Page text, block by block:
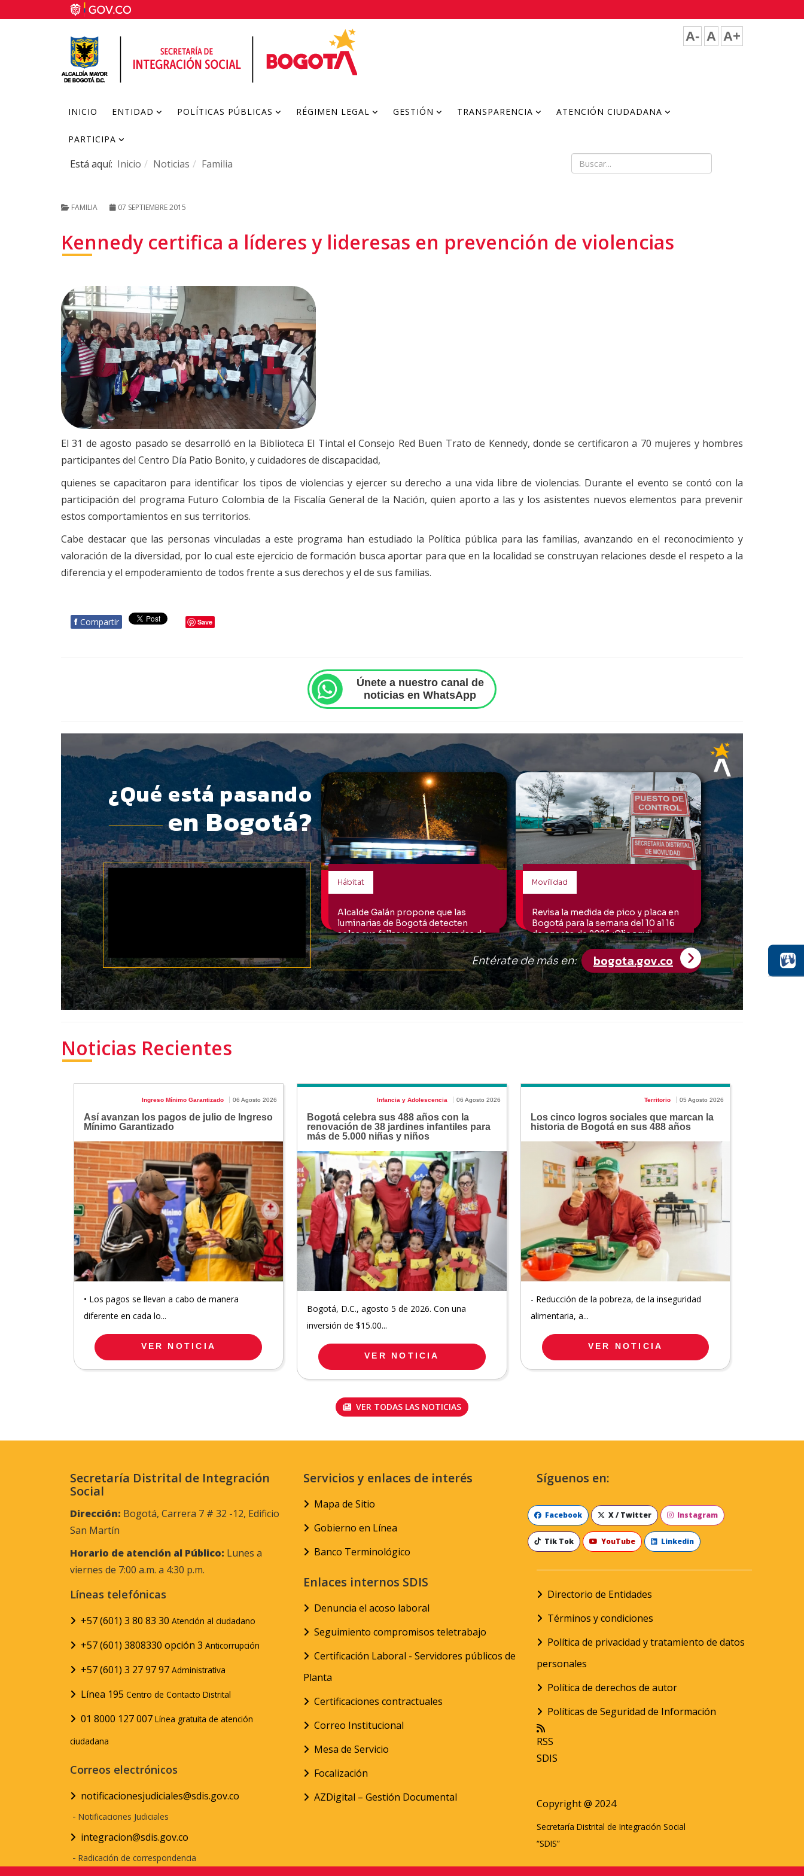
A- A A+
INICIO ENTIDAD POLÍTICAS PÚBLICAS RÉGIMEN LEGAL GESTIÓN TRANSPARENCIA ATENCIÓN CIUDADANA
PARTICIPA
Está aquí: Inicio Noticias Familia
FAMILIA 07 SEPTIEMBRE 2015
Kennedy certifica a líderes y lideresas en prevención de violencias
El 31 de agosto pasado se desarrolló en la Biblioteca El Tintal el Consejo Red Buen Trato de Kennedy, donde se certificaron a 70 mujeres y hombres
participantes del Centro Día Patio Bonito, y cuidadores de discapacidad,
quienes se capacitaron para identificar los tipos de violencias y ejercer su derecho a una vida libre de violencias. Durante el evento se contó con la
participación del programa Futuro Colombia de la Fiscalía General de la Nación, quien aporto a las y los asistentes nuevos elementos para prevenir
estos comportamientos en sus territorios.
Cabe destacar que las personas vinculadas a este programa han estudiado la Política pública para las familias, avanzando en el reconocimiento y
valoración de la diversidad, por lo cual este ejercicio de formación busca aportar para que en la localidad se construyan relaciones desde el respeto a la
diferencia y el empoderamiento de todos frente a sus derechos y el de sus familias.
f Compartir Save
Únete a nuestro canal de
noticias en WhatsApp
Noticias Recientes
Ingreso Mínimo Garantizado 06 Agosto 2026
Así avanzan los pagos de julio de Ingreso
Mínimo Garantizado
• Los pagos se llevan a cabo de manera
diferente en cada lo...
VER NOTICIA
Infancia y Adolescencia 06 Agosto 2026
Bogotá celebra sus 488 años con la
renovación de 38 jardines infantiles para
más de 5.000 niñas y niños
Bogotá, D.C., agosto 5 de 2026. Con una
inversión de $15.00...
VER NOTICIA
Territorio 05 Agosto 2026
Los cinco logros sociales que marcan la
historia de Bogotá en sus 488 años
- Reducción de la pobreza, de la inseguridad
alimentaria, a...
VER NOTICIA
VER TODAS LAS NOTICIAS
Secretaría Distrital de Integración
Social
Dirección: Bogotá, Carrera 7 # 32 -12, Edificio
San Martín
Horario de atención al Público: Lunes a
viernes de 7:00 a.m. a 4:30 p.m.
Líneas telefónicas
+57 (601) 3 80 83 30 Atención al ciudadano
+57 (601) 3808330 opción 3 Anticorrupción
+57 (601) 3 27 97 97 Administrativa
Línea 195 Centro de Contacto Distrital
01 8000 127 007 Línea gratuita de atención
ciudadana
Correos electrónicos
notificacionesjudiciales@sdis.gov.co
- Notificaciones Judiciales
integracion@sdis.gov.co
- Radicación de correspondencia
Servicios y enlaces de interés
Mapa de Sitio
Gobierno en Línea
Banco Terminológico
Enlaces internos SDIS
Denuncia el acoso laboral
Seguimiento compromisos teletrabajo
Certificación Laboral - Servidores públicos de
Planta
Certificaciones contractuales
Correo Institucional
Mesa de Servicio
Focalización
AZDigital – Gestión Documental
Síguenos en:
Facebook X / Twitter Instagram
Tik Tok YouTube Linkedin
Directorio de Entidades
Términos y condiciones
Política de privacidad y tratamiento de datos
personales
Política de derechos de autor
Políticas de Seguridad de Información
RSS
SDIS
Copyright @ 2024
Secretaría Distrital de Integración Social
“SDIS”